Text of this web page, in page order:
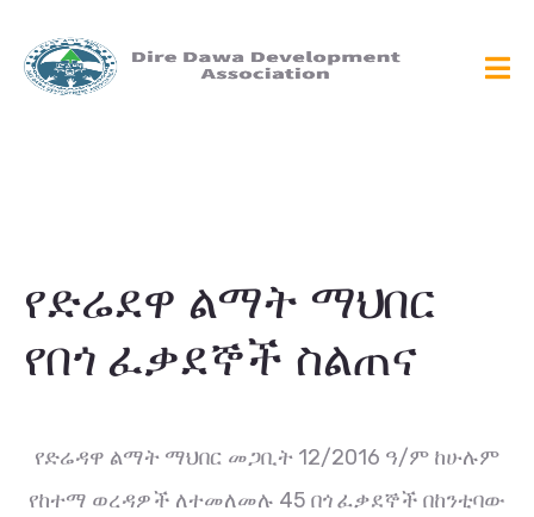
የድሬደዋ ልማት ማህበር
የበጎ ፈቃደኞች ስልጠና
የድሬዳዋ ልማት ማህበር መጋቢት 12/2016 ዓ/ም ከሁሉም
የከተማ ወረዳዎች ለተመለመሉ 45 በጎ ፈቃደኞች በከንቲባው